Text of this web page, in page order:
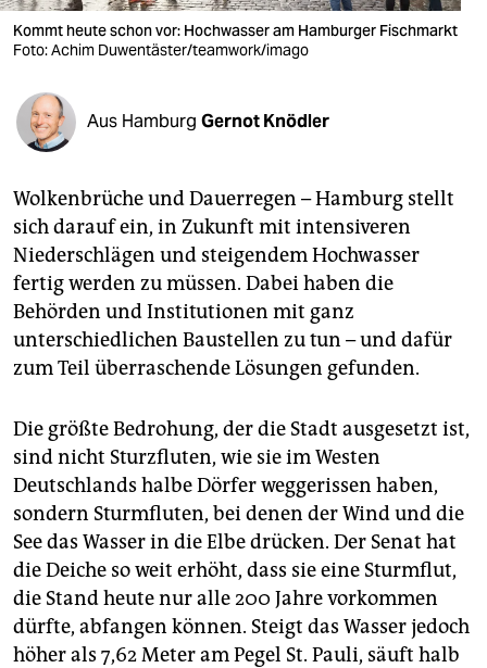
verlag
veranstaltungen
shop
fragen & hilfe
unterstützen
abo
genossenschaft
epaper login
Kommt heute schon vor: Hochwasser am Hamburger Fischmarkt
Foto: Achim Duwentäster/teamwork/imago
Aus Hamburg Gernot Knödler
Wolkenbrüche und Dauerregen – Hamburg stellt
sich darauf ein, in Zukunft mit intensiveren
Niederschlägen und steigendem Hochwasser
fertig werden zu müssen. Dabei haben die
Behörden und Institutionen mit ganz
unterschiedlichen Baustellen zu tun – und dafür
zum Teil überraschende Lösungen gefunden.
Die größte Bedrohung, der die Stadt ausgesetzt ist,
sind nicht Sturzfluten, wie sie im Westen
Deutschlands halbe Dörfer weggerissen haben,
sondern Sturmfluten, bei denen der Wind und die
See das Wasser in die Elbe drücken. Der Senat hat
die Deiche so weit erhöht, dass sie eine Sturmflut,
die Stand heute nur alle 200 Jahre vorkommen
dürfte, abfangen können. Steigt das Wasser jedoch
höher als 7,62 Meter am Pegel St. Pauli, säuft halb